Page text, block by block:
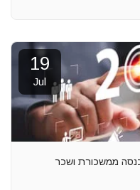
19
Jul
ממשכורת ושכר